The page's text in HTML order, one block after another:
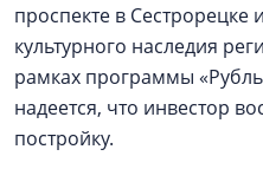
проспекте в Сестрорецке
культурного наследия
рамках программы
надеется, что инвестор
постройку.